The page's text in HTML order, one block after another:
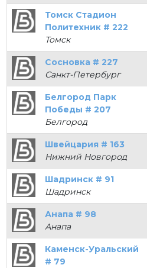
Томск Стадион
Политехник # 222
Томск
Сосновка # 227
Санкт-Петербург
Белгород Парк
Победы # 207
Белгород
Швейцария # 163
Нижний Новгород
Шадринск # 91
Шадринск
Анапа # 98
Анапа
Каменск-Уральский
# 79